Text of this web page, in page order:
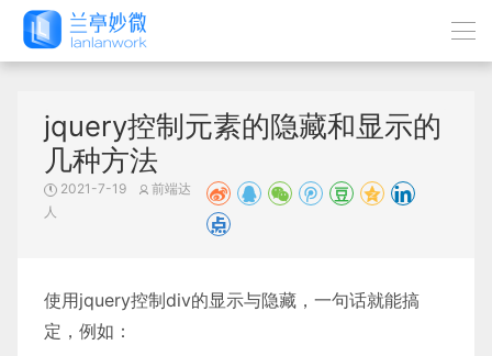
jquery控制元素的隐藏和显示的
几种方法
2021-7-19
前端达
人
使用jquery控制div的显示与隐藏，一句话就能搞
定，例如：